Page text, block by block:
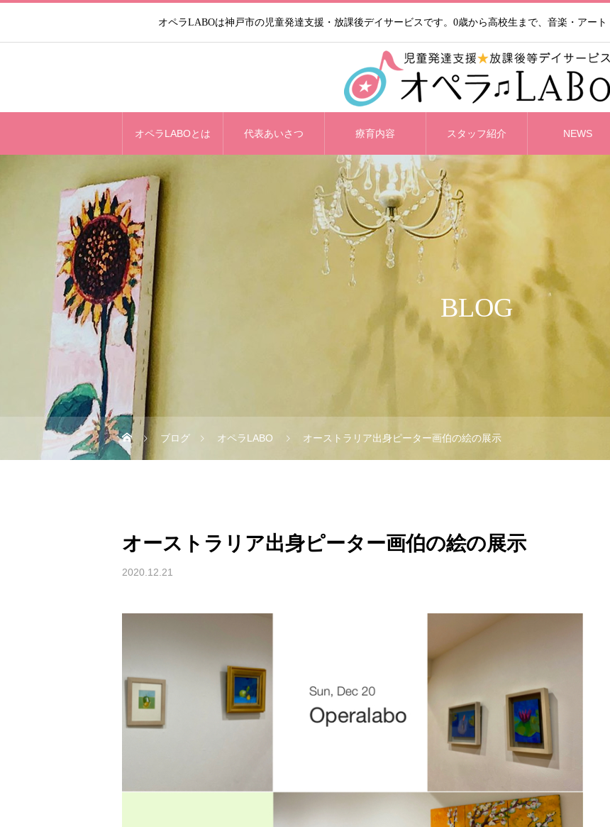
オペラLABOは神戸市の児童発達支援・放課後デイサービスです。0歳から高校生まで、音楽・アート
オペラLABOとは 代表あいさつ 療育内容 スタッフ紹介 NEWS
BLOG
ブログ オペラLABO オーストラリア出身ピーター画伯の絵の展示
オーストラリア出身ピーター画伯の絵の展示
2020.12.21